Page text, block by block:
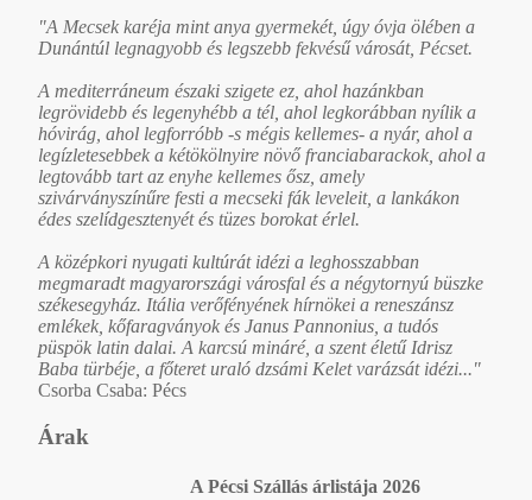
"A Mecsek karéja mint anya gyermekét, úgy óvja ölében a
Dunántúl legnagyobb és legszebb fekvésű városát, Pécset.
A mediterráneum északi szigete ez, ahol hazánkban
legrövidebb és legenyhébb a tél, ahol legkorábban nyílik a
hóvirág, ahol legforróbb -s mégis kellemes- a nyár, ahol a
legízletesebbek a kétökölnyire növő franciabarackok, ahol a
legtovább tart az enyhe kellemes ősz, amely
szivárványszínűre festi a mecseki fák leveleit, a lankákon
édes szelídgesztenyét és tüzes borokat érlel.
A középkori nyugati kultúrát idézi a leghosszabban
megmaradt magyarországi városfal és a négytornyú büszke
székesegyház. Itália verőfényének hírnökei a reneszánsz
emlékek, kőfaragványok és Janus Pannonius, a tudós
püspök latin dalai. A karcsú mináré, a szent életű Idrisz
Baba türbéje, a főteret uraló dzsámi Kelet varázsát idézi..."
Csorba Csaba: Pécs
Árak
A Pécsi Szállás árlistája 2026